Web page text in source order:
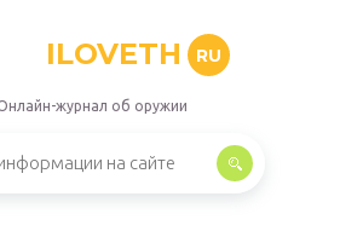
ILOVETH RU
журнал об оружии